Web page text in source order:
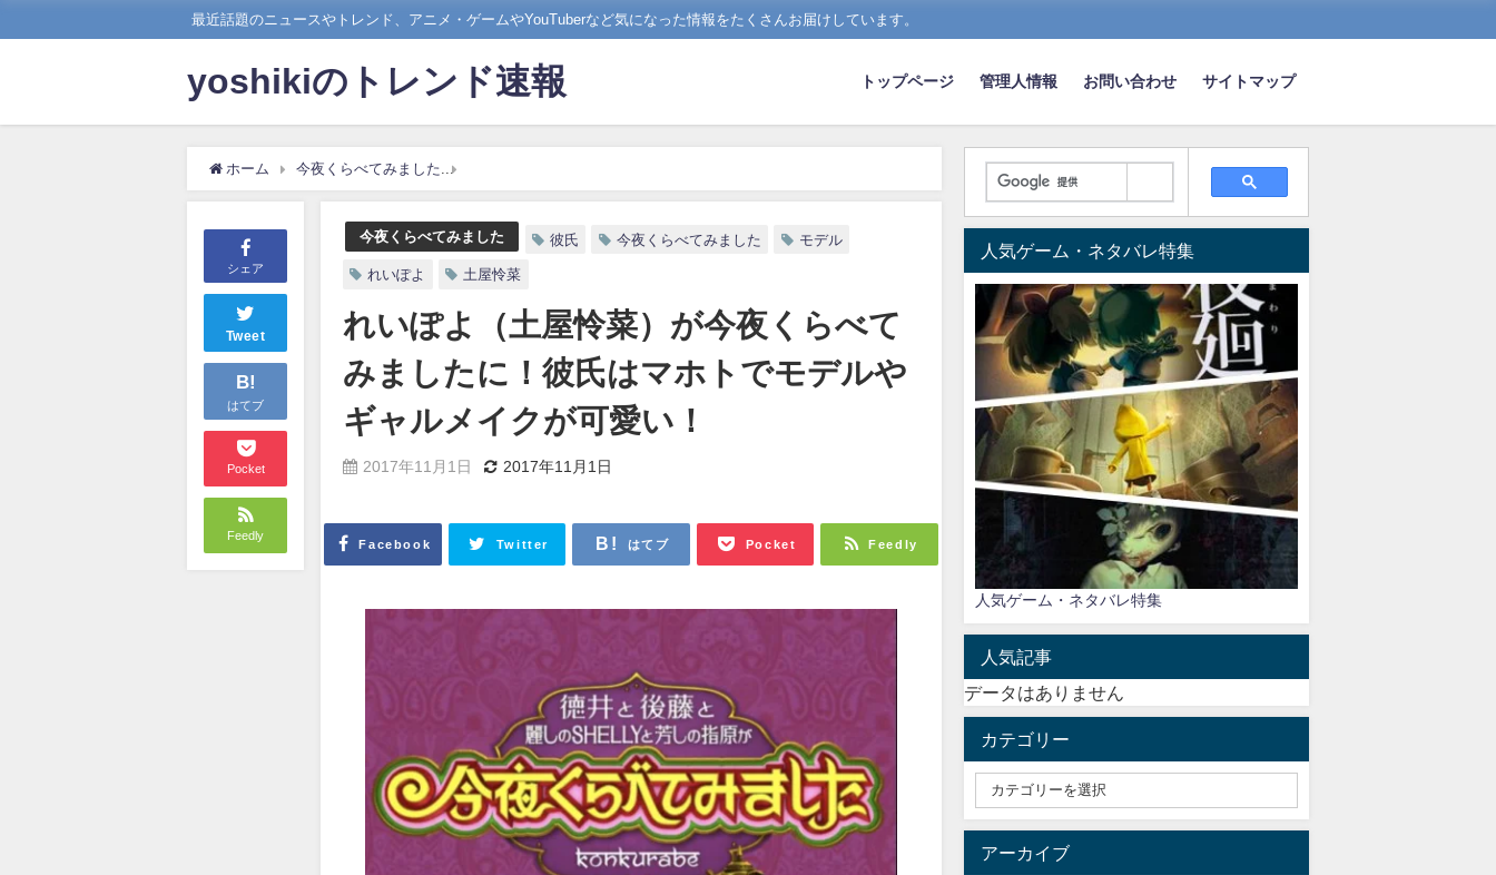
最近話題のニュースやトレンド、アニメ・ゲームやYouTuberなど気になった情報をたくさんお届けしています。
yoshikiのトレンド速報 トップページ 管理人情報 お問い合わせ サイトマップ
ホーム 今夜くらべてみました れいぽよ（土屋怜菜）が今夜くらべてみましたに！彼氏はマホトでモデルやギャルメイクが可愛い！
シェア
Tweet
B!
はてブ
Pocket
Feedly
今夜くらべてみました 彼氏 今夜くらべてみました モデル
れいぽよ 土屋怜菜
れいぽよ（土屋怜菜）が今夜くらべて
みましたに！彼氏はマホトでモデルや
ギャルメイクが可愛い！
2017年11月1日 2017年11月1日
Facebook Twitter はてブ Pocket Feedly
人気ゲーム・ネタバレ特集
人気ゲーム・ネタバレ特集
人気記事
データはありません
カテゴリー
アーカイブ